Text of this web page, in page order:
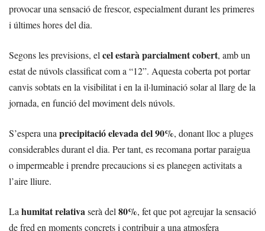
provocar una sensació de frescor, especialment durant les primeres
i últimes hores del dia.
Segons les previsions, el cel estarà parcialment cobert, amb un
estat de núvols classificat com a “12”. Aquesta coberta pot portar
canvis sobtats en la visibilitat i en la il·luminació solar al llarg de la
jornada, en funció del moviment dels núvols.
S’espera una precipitació elevada del 90%, donant lloc a pluges
considerables durant el dia. Per tant, es recomana portar paraigua
o impermeable i prendre precaucions si es planegen activitats a
l’aire lliure.
La humitat relativaserà del 80%, fet que pot agreujar la sensació
de fred en moments concrets i contribuir a una atmosfera